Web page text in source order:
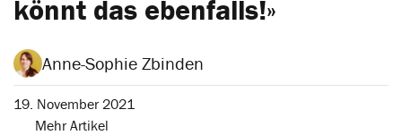
könnt das ebenfalls!»
Anne-Sophie Zbinden
19. November 2021
Mehr Artikel